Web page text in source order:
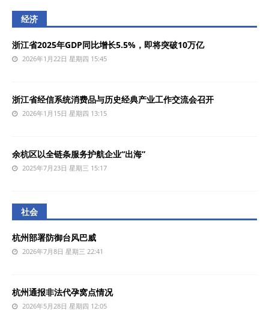
经济
浙江省2025年GDP同比增长5.5%，即将突破10万亿
2026年1月22日 星期四 15:45
浙江省经信系统消费品与历史经典产业工作交流会召开
2026年1月15日 星期四 13:15
余杭区以全链条服务护航企业“出海”
2025年7月23日 星期三 15:17
社会
杭州部署防御台风巴威
2026年7月8日 星期三 22:41
杭州通报非法代孕窝点情况
2026年5月28日 星期四 12:05